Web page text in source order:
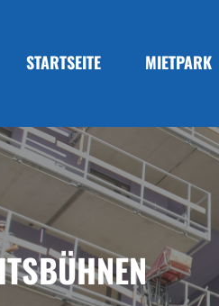
STARTSEITE MIETPARK